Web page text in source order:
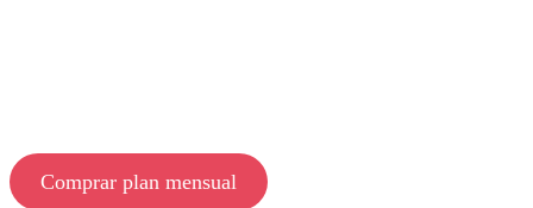
Comprar plan mensual